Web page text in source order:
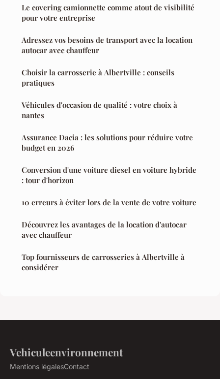
Le covering camionnette comme atout de visibilité
pour votre entreprise
Adressez vos besoins de transport avec la location
autocar avec chauffeur
Choisir la carrosserie à Albertville : conseils
pratiques
Véhicules d'occasion de qualité : votre choix à
nantes
Assurance Dacia : les solutions pour réduire votre
budget en 2026
Conversion d'une voiture diesel en voiture hybride
: tour d'horizon
10 erreurs à éviter lors de la vente de votre voiture
Découvrez les avantages de la location d'autocar
avec chauffeur
Top fournisseurs de carrosseries à Albertville à
considérer
Vehiculeenvironnement
Mentions légalesContact